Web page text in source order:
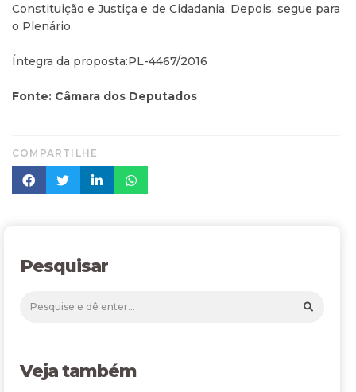
Constituição e Justiça e de Cidadania. Depois, segue para
o Plenário.
Íntegra da proposta:PL-4467/2016
Fonte: Câmara dos Deputados
COMPARTILHE
Pesquisar
Veja também